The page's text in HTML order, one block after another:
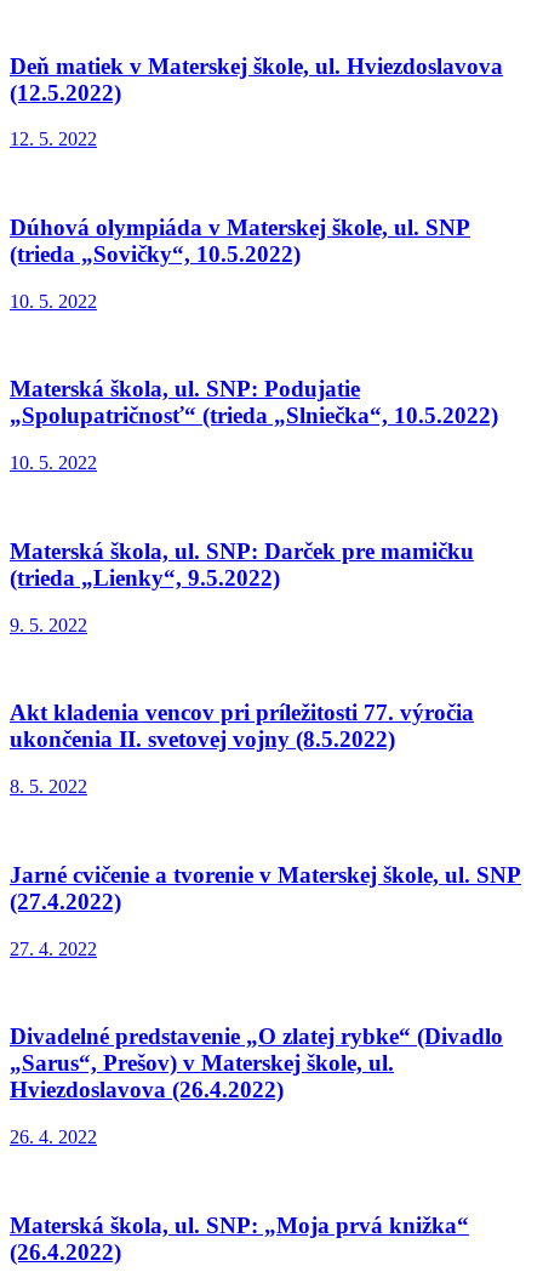
Deň matiek v Materskej škole, ul. Hviezdoslavova
(12.5.2022)
12. 5. 2022
Dúhová olympiáda v Materskej škole, ul. SNP
(trieda „Sovičky“, 10.5.2022)
10. 5. 2022
Materská škola, ul. SNP: Podujatie
„Spolupatričnosť“ (trieda „Slniečka“, 10.5.2022)
10. 5. 2022
Materská škola, ul. SNP: Darček pre mamičku
(trieda „Lienky“, 9.5.2022)
9. 5. 2022
Akt kladenia vencov pri príležitosti 77. výročia
ukončenia II. svetovej vojny (8.5.2022)
8. 5. 2022
Jarné cvičenie a tvorenie v Materskej škole, ul. SNP
(27.4.2022)
27. 4. 2022
Divadelné predstavenie „O zlatej rybke“ (Divadlo
„Sarus“, Prešov) v Materskej škole, ul.
Hviezdoslavova (26.4.2022)
26. 4. 2022
Materská škola, ul. SNP: „Moja prvá knižka“
(26.4.2022)